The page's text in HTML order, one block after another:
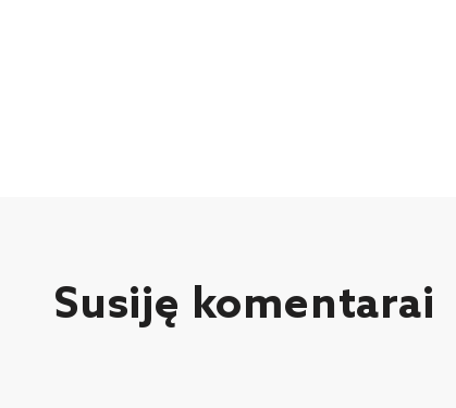
Susiję komentarai